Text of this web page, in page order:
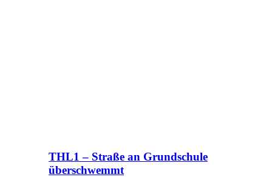
THL1 – Straße an Grundschule
überschwemmt